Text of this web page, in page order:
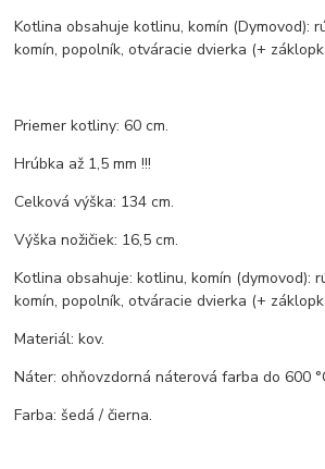
Kotlina obsahuje kotlinu, komín (Dymovod):
komín, popolník, otváracie dvierka (+
Priemer kotliny: 60 cm.
Hrúbka až 1,5 mm !!!
Celková výška: 134 cm.
Výška nožičiek: 16,5 cm.
Kotlina obsahuje: kotlinu, komín (dymovod):
komín, popolník, otváracie dvierka (+
Materiál: kov.
Náter: ohňovzdorná náterová farba do 600
Farba: šedá / čierna.